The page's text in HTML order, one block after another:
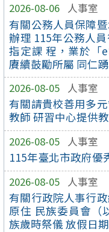
2026-08-06 人事室
有關公務人員保障
辦理 115年公務人
指定課 程，業於「
賡續鼓勵所屬 同仁
2026-08-05 人事室
有關請貴校善用多
教師 研習中心提供
2026-08-05 人事室
115年臺北市政府優
2026-08-05 人事室
有關行政院人事行
原住 民族委員會（
族歲時祭儀 放假日